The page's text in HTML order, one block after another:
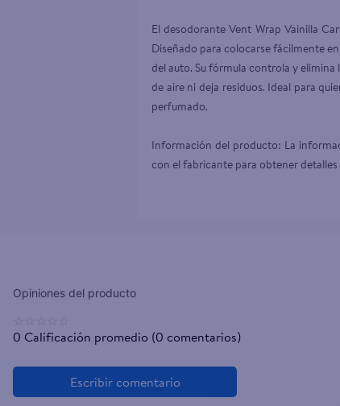
El desodorante Vent Wrap Vainilla
Diseñado para colocarse fácilmente
del auto. Su fórmula controla y
de aire ni deja residuos. Ideal para
perfumado.
Información del producto: La
con el fabricante para obtener detalles
0 Calificación promedio (0 comentarios)